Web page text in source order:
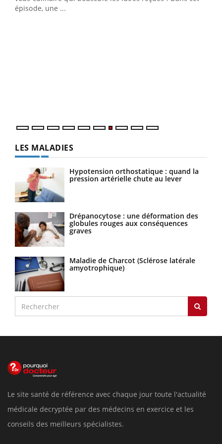
épisode, une ...
DRH et directeur ...
LES MALADIES
Hypotension orthostatique : quand la
pression artérielle chute au lever
Drépanocytose : une déformation des
globules rouges aux conséquences
graves
Maladie de Charcot (Sclérose latérale
amyotrophique)
Le site santé de référence avec chaque jour toute l'actualité
médicale decryptée par des médecins en exercice et les
conseils des meilleurs spécialistes.